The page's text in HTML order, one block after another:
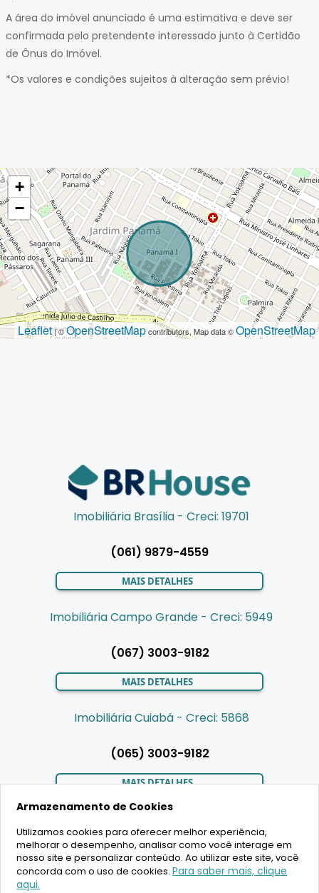
A área do imóvel anunciado é uma estimativa e deve ser
confirmada pelo pretendente interessado junto à Certidão
de Ônus do Imóvel.
*Os valores e condições sujeitos à alteração sem prévio!
+
−
Leaflet| ©OpenStreetMapcontributors, Map data ©OpenStreetMap
Imobiliária Brasília - Creci: 19701
(061) 9879-4559
MAIS DETALHES
Imobiliária Campo Grande - Creci: 5949
(067) 3003-9182
MAIS DETALHES
Imobiliária Cuiabá - Creci: 5868
(065) 3003-9182
MAIS DETALHES
LIGAMOS PARA VOCÊ
Armazenamento de Cookies
Utilizamos cookies para oferecer melhor experiência,
melhorar o desempenho, analisar como você interage em
nosso site e personalizar conteúdo. Ao utilizar este site, você
concorda com o uso de cookies.Para saber mais, clique
aqui.